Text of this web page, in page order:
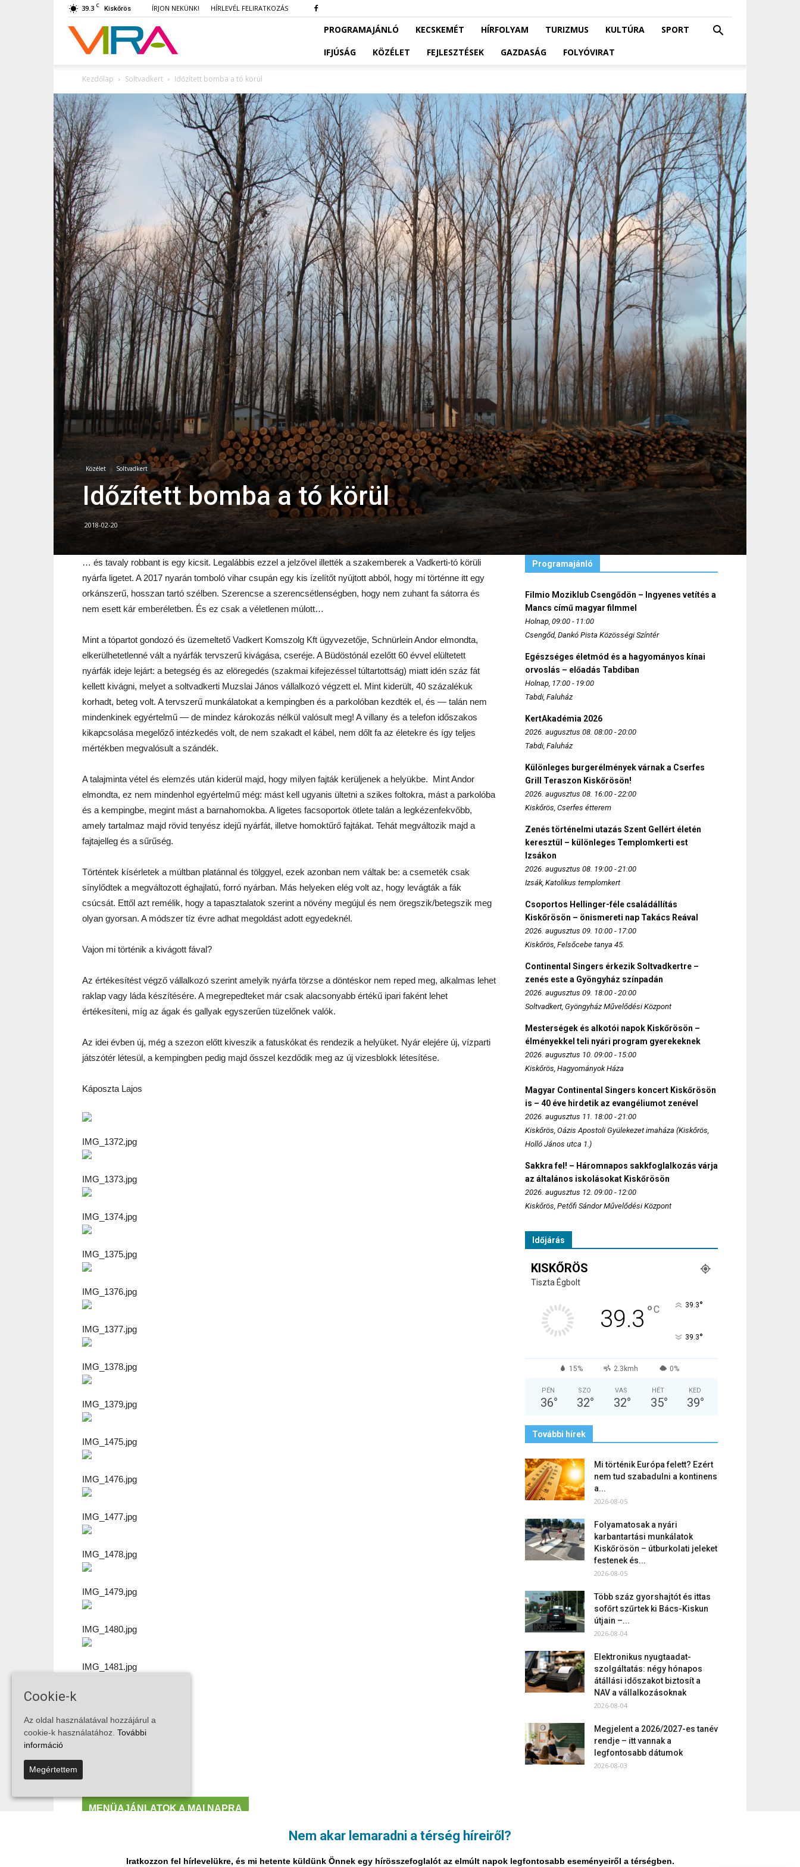
Nem akar lemaradni a térség híreiről?
Iratkozzon fel hírlevelükre, és mi hetente küldünk Önnek egy hírösszefoglalót az elmúlt napok legfontosabb eseményeiről a térségben.
39.3 C Kiskőrös ÍRJON NEKÜNK! HÍRLEVÉL FELIRATKOZÁS
VIRA PROGRAMAJÁNLÓ KECSKEMÉT HÍRFOLYAM TURIZMUS KULTÚRA
SPORT
IFJÚSÁG
KÖZÉLET FEJLESZTÉSEK GAZDASÁG FOLYÓVIRAT
Kezdőlap Soltvadkert Időzített bomba a tó körül
Közélet Soltvadkert
Időzített bomba a tó körül
2018-02-20
… és tavaly robbant is egy kicsit. Legalábbis ezzel a jelzővel illették a szakemberek a Vadkerti-tó körüli
nyárfa ligetet. A 2017 nyarán tomboló vihar csupán egy kis ízelítőt nyújtott abból, hogy mi történne itt egy
orkánszerű, hosszan tartó szélben. Szerencse a szerencsétlenségben, hogy nem zuhant fa sátorra és
nem esett kár emberéletben. És ez csak a véletlenen múlott…
Mint a tópartot gondozó és üzemeltető Vadkert Komszolg Kft ügyvezetője, Schnürlein Andor elmondta,
elkerülhetetlenné vált a nyárfák tervszerű kivágása, cseréje. A Büdöstónál ezelőtt 60 évvel elültetett
nyárfák ideje lejárt: a betegség és az elöregedés (szakmai kifejezéssel túltartottság) miatt idén száz fát
kellett kivágni, melyet a soltvadkerti Muzslai János vállalkozó végzett el. Mint kiderült, 40 százalékuk
korhadt, beteg volt. A tervszerű munkálatokat a kempingben és a parkolóban kezdték el, és — talán nem
mindenkinek egyértelmű — de mindez károkozás nélkül valósult meg! A villany és a telefon időszakos
kikapcsolása megelőző intézkedés volt, de nem szakadt el kábel, nem dőlt fa az életekre és így teljes
mértékben megvalósult a szándék.
A talajminta vétel és elemzés után kiderül majd, hogy milyen fajták kerüljenek a helyükbe. Mint Andor
elmondta, ez nem mindenhol egyértelmű még: mást kell ugyanis ültetni a szikes foltokra, mást a parkolóba
és a kempingbe, megint mást a barnahomokba. A ligetes facsoportok ötlete talán a legkézenfekvőbb,
amely tartalmaz majd rövid tenyész idejű nyárfát, illetve homoktűrő fajtákat. Tehát megváltozik majd a
fajtajelleg és a sűrűség.
Történtek kísérletek a múltban platánnal és tölggyel, ezek azonban nem váltak be: a csemeték csak
sínylődtek a megváltozott éghajlatú, forró nyárban. Más helyeken elég volt az, hogy levágták a fák
csúcsát. Ettől azt remélik, hogy a tapasztalatok szerint a növény megújul és nem öregszik/betegszik meg
olyan gyorsan. A módszer tíz évre adhat megoldást adott egyedeknél.
Vajon mi történik a kivágott fával?
Az értékesítést végző vállalkozó szerint amelyik nyárfa törzse a döntéskor nem reped meg, alkalmas lehet
raklap vagy láda készítésére. A megrepedteket már csak alacsonyabb értékű ipari faként lehet
értékesíteni, míg az ágak és gallyak egyszerűen tüzelőnek valók.
Az idei évben új, még a szezon előtt kiveszik a fatuskókat és rendezik a helyüket. Nyár elejére új, vízparti
játszótér létesül, a kempingben pedig majd ősszel kezdődik meg az új vizesblokk létesítése.
Káposzta Lajos
IMG_1372.jpg
IMG_1373.jpg
IMG_1374.jpg
IMG_1375.jpg
IMG_1376.jpg
IMG_1377.jpg
IMG_1378.jpg
IMG_1379.jpg
IMG_1475.jpg
IMG_1476.jpg
IMG_1477.jpg
IMG_1478.jpg
IMG_1479.jpg
IMG_1480.jpg
IMG_1481.jpg
IMG_1484.jpg
MENÜAJÁNLATOK A MAI NAPRA
Programajánló
Filmio Moziklub Csengődön – Ingyenes vetítés a
Mancs című magyar filmmel
Holnap, 09:00 - 11:00
Csengőd, Dankó Pista Közösségi Színtér
Egészséges életmód és a hagyományos kínai
orvoslás – előadás Tabdiban
Holnap, 17:00 - 19:00
Tabdi, Faluház
KertAkadémia 2026
2026. augusztus 08. 08:00 - 20:00
Tabdi, Faluház
Különleges burgerélmények várnak a Cserfes
Grill Teraszon Kiskőrösön!
2026. augusztus 08. 16:00 - 22:00
Kiskőrös, Cserfes étterem
Zenés történelmi utazás Szent Gellért életén
keresztül – különleges Templomkerti est
Izsákon
2026. augusztus 08. 19:00 - 21:00
Izsák, Katolikus templomkert
Csoportos Hellinger-féle családállítás
Kiskőrösön – önismereti nap Takács Reával
2026. augusztus 09. 10:00 - 17:00
Kiskőrös, Felsőcebe tanya 45.
Continental Singers érkezik Soltvadkertre –
zenés este a Gyöngyház színpadán
2026. augusztus 09. 18:00 - 20:00
Soltvadkert, Gyöngyház Művelődési Központ
Mesterségek és alkotói napok Kiskőrösön –
élményekkel teli nyári program gyerekeknek
2026. augusztus 10. 09:00 - 15:00
Kiskőrös, Hagyományok Háza
Magyar Continental Singers koncert Kiskőrösön
is – 40 éve hirdetik az evangéliumot zenével
2026. augusztus 11. 18:00 - 21:00
Kiskőrös, Oázis Apostoli Gyülekezet imaháza (Kiskőrös,
Holló János utca 1.)
Sakkra fel! – Háromnapos sakkfoglalkozás várja
az általános iskolásokat Kiskőrösön
2026. augusztus 12. 09:00 - 12:00
Kiskőrös, Petőfi Sándor Művelődési Központ
Időjárás
KISKŐRÖS
Tiszta Égbolt
39.3 °C 39.3°
39.3°
15% 2.3kmh 0%
PÉN
36°
SZO
32°
VAS
32°
HÉT
35°
KED
39°
További hírek
Mi történik Európa felett? Ezért
nem tud szabadulni a kontinens
a...
2026-08-05
Folyamatosak a nyári
karbantartási munkálatok
Kiskőrösön – útburkolati jeleket
festenek és...
2026-08-05
Több száz gyorshajtót és ittas
sofőrt szűrtek ki Bács-Kiskun
útjain –...
2026-08-04
Elektronikus nyugtaadat-
szolgáltatás: négy hónapos
átállási időszakot biztosít a
NAV a vállalkozásoknak
2026-08-04
Megjelent a 2026/2027-es tanév
rendje – itt vannak a
legfontosabb dátumok
2026-08-03
Cookie-k
Az oldal használatával hozzájárul a
cookie-k használatához. További
információ
Megértettem